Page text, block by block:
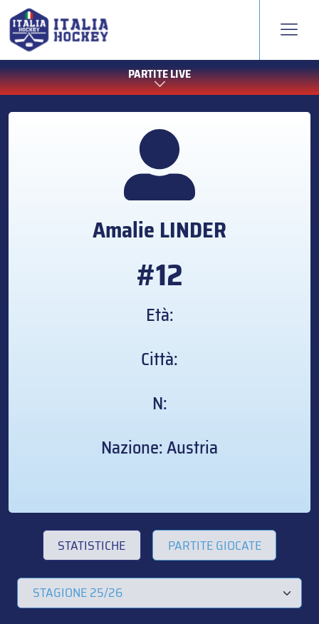
PARTITE LIVE
Amalie LINDER
#12
Età:
Città:
N:
Nazione: Austria
STATISTICHE PARTITE GIOCATE